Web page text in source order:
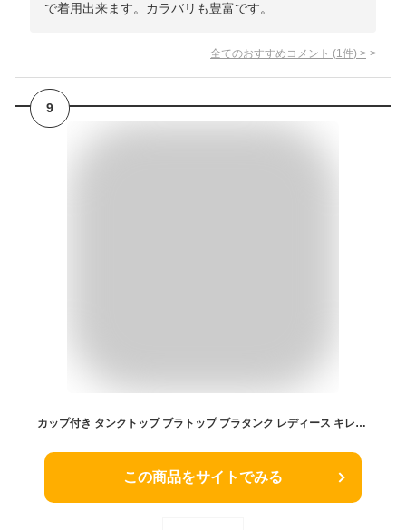
で着用出来ます。カラバリも豊富です。
全てのおすすめコメント (1 件) >
9
カップ付き タンクトップ ブラトップ ブラタンク レディース キレイに見せる 深めVネック 背中見せ しっかりした生地 シンプル 黒 白 茶 M L LL rr-021
この商品をサイトでみる